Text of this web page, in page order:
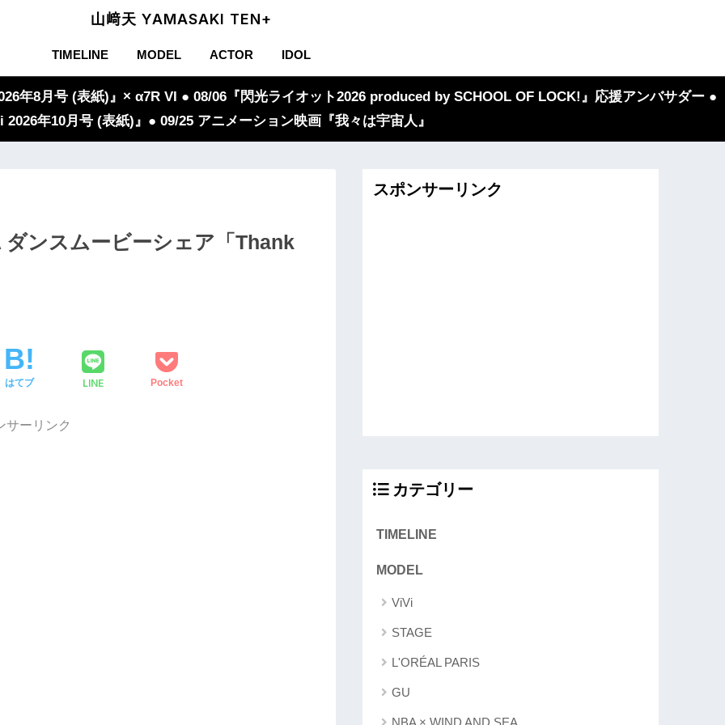
山﨑天 YAMASAKI TEN+
TIMELINE MODEL ACTOR IDOL
年8月号 (表紙)』× α7R VI ● 08/06『閃光ライオット2026 produced by SCHOOL OF LOCK!』応援アンバサダー ●
2026年10月号 (表紙)』● 09/25 アニメーション映画『我々は宇宙人』
ンスムービーシェア「Thank
はてブ LINE Pocket
サーリンク
スポンサーリンク
カテゴリー
TIMELINE
MODEL
ViVi
STAGE
L'ORÉAL PARIS
GU
NBA × WIND AND SEA